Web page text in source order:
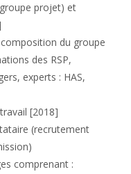
projet) et
du groupe
des RSP,
experts : HAS,
[2018]
(recrutement
comprenant :